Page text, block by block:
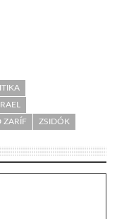
ZARÍF ZSIDÓK